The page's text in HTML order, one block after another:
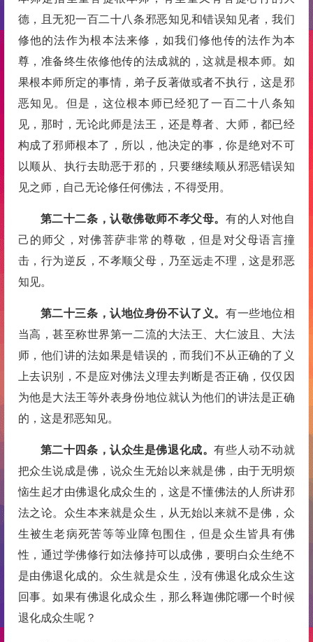
德，且无犯一百二十八条邪恶知见和错误知见者，我们
修他的法作为根本法来修，如我们修他传的法作为本
尊，准备终生依修他传的法成就的，这就是根本师。如
果根本师所定的事情，弟子反著做或者不执行，这是邪
恶知见。但是，这位根本师已经犯了一百二十八条知
见，那时，无论此师是法王，还是尊者、大师，都已经
构成了邪师根本了，所以，他决定的事，你是绝对不可
以顺从、执行去助恶于邪的，只要继续顺从邪恶错误知
见之师，自己无论修任何佛法，不得受用。
第二十二条，认敬佛敬师不孝父母。有的人对他自
己的师父，对佛菩萨非常的尊敬，但是对父母语言撞
击，行为逆反，不孝顺父母，乃至远走不理，这是邪恶
知见。
第二十三条，认地位身份不认了义。有一些地位相
当高，甚至称世界第一二流的大法王、大仁波且、大法
师，他们讲的法如果是错误的，而我们不从正确的了义
上去识别，不是应对佛法义理去判断是否正确，仅仅因
为他是大法王等外表身份地位就认为他们的讲法是正确
的，这是邪恶知见。
第二十四条，认众生是佛退化成。有些人动不动就
把众生说成是佛，说众生无始以来就是佛，由于无明烦
恼生起才由佛退化成众生的，这是不懂佛法的人所讲邪
法之论。众生本来就是众生，从无始以来就不是佛，众
生被生老病死苦等等业障包围住，但是众生皆具有佛
性，通过学佛修行如法修持可以成佛，要明白众生绝不
是由佛退化成的。众生就是众生，没有佛退化成众生这
回事。如果有佛退化成众生，那么释迦佛陀哪一个时候
退化成众生呢？